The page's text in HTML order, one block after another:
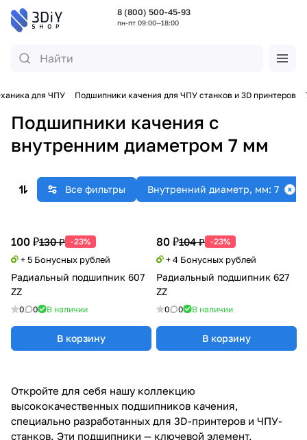
8 (800) 500-45-93
пн-пт 09:00—18:00
для ЧПУ Подшипники качения для ЧПУ станков и 3D принтеров
Подшипники качения с
внутренним диаметром 7 мм
Все фильтры Внутренний диаметр, мм: 7
100 ₽130 ₽ -23%
+ 5 Бонусных рублей
Радиальный подшипник 607
ZZ
0 0 В наличии
В корзину
80 ₽104 ₽ -23%
+ 4 Бонусных рублей
Радиальный подшипник 627
ZZ
0 0 В наличии
В корзину
Откройте для себя нашу коллекцию
высококачественных подшипников качения,
специально разработанных для 3D-принтеров и ЧПУ-
станков. Эти подшипники — ключевой элемент,